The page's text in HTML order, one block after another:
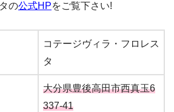
の公式HPをご覧下さい!
コテージヴィラ・フロレス
タ
大分県豊後高田市西真玉6
337-41